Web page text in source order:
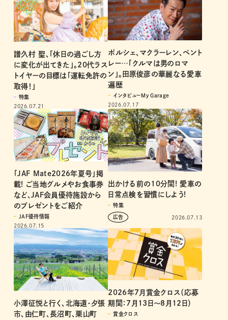
譜久村 聖、「休日の過ごし方
に変化が出てきた」。20代ラス
トイヤーの目標は「運転免許の
取得！」
特集
2026.07.21
ポルシェ、マクラーレン、ベント
レー…「クルマは男のロマ
ン」。田原俊彦の華麗なる愛車
遍歴
インタビューMy Garage
2026.07.17
「JAF Mate2026年夏号」掲
載! ご当地グルメやお食事券
など、JAF会員優待施設から
のプレゼントをご紹介
JAF優待情報
2026.07.15
出かける前の10分間! 愛車の
日常点検を習慣にしよう!
特集
2026.07.13
小澤征悦と行く、北海道・夕張
市、由仁町、長沼町、栗山町
2026年7月賞金クロス（応募
期間：7月13日～8月12日）
賞金クロス